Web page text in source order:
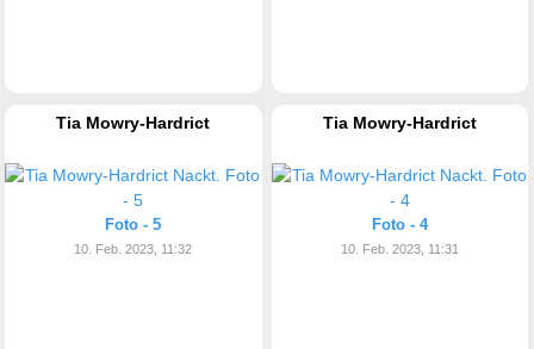
Tia Mowry-Hardrict
Foto - 5
10. Feb. 2023, 11:32
Tia Mowry-Hardrict
Foto - 4
10. Feb. 2023, 11:31